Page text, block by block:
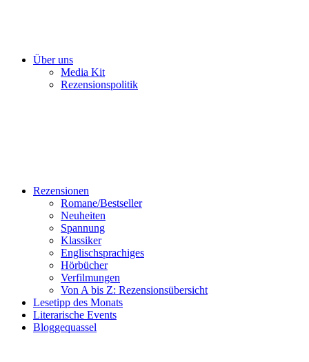
Über uns
Media Kit
Rezensionspolitik
Rezensionen
Romane/Bestseller
Neuheiten
Spannung
Klassiker
Englischsprachiges
Hörbücher
Verfilmungen
Von A bis Z: Rezensionsübersicht
Lesetipp des Monats
Literarische Events
Bloggequassel